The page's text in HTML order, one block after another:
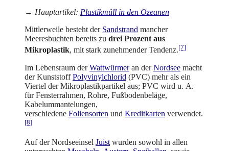
→ Hauptartikel: Plastikmüll in den Ozeanen
Mittlerweile besteht der Sandstrand mancher
Meeresbuchten bereits zu drei Prozent aus
Mikroplastik, mit stark zunehmender Tendenz.[7]
Im Lebensraum derWattwürmeran derNordsee macht
der KunststoffPolyvinylchlorid (PVC) mehr als ein
Viertel der Mikroplastikpartikel aus; PVC wird u. A.
für Fensterrahmen, Rohre, Fußbodenbeläge,
Kabelummantelungen,
verschiedene Foliensorten und Kreditkarten verwendet.
[8]
Auf der Nordseeinsel Juist wurden sowohl in allen